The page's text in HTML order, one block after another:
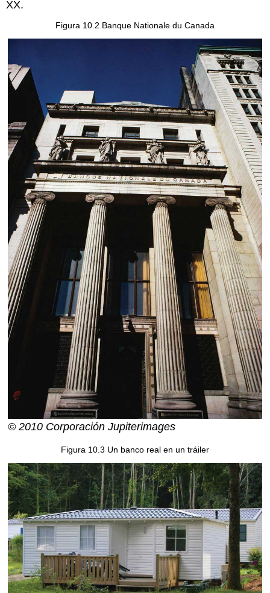
XX.
Figura 10.2 Banque Nationale du Canada
© 2010 Corporación Jupiterimages
Figura 10.3 Un banco real en un tráiler